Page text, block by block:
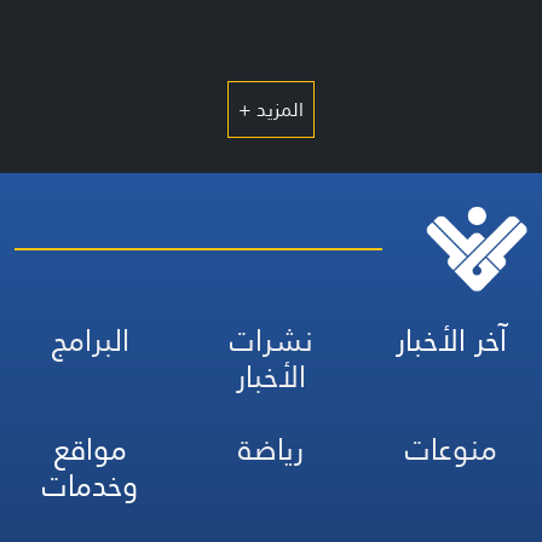
المزيد +
آخر الأخبار نشرات
الأخبار
البرامج
منوعات
رياضة مواقع
وخدمات